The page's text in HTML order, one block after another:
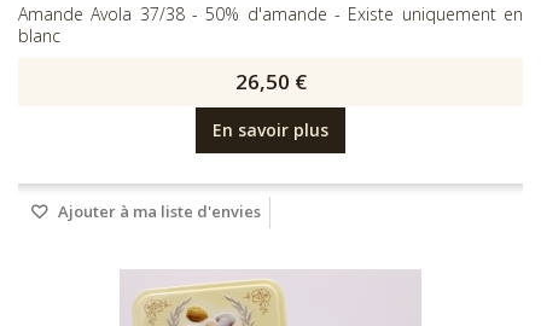
Amande Avola 37/38 - 50% d'amande - Existe uniquement en
blanc
26,50 €
En savoir plus
Ajouter à ma liste d'envies